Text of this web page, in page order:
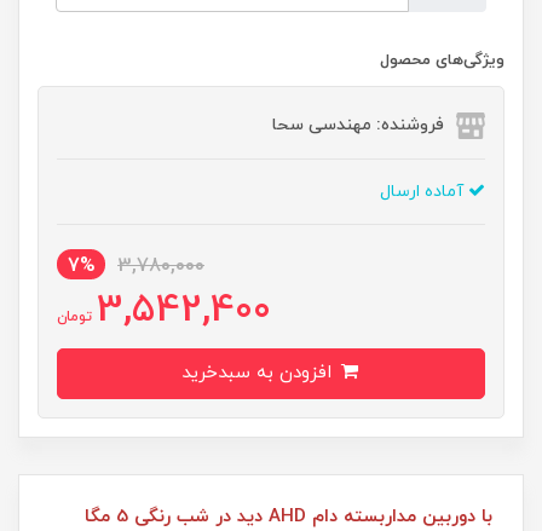
ویژگی‌های محصول
فروشنده: مهندسی سحا
آماده ارسال
3,780,000
7%
3,542,400 تومان
با دوربین مداربسته دام AHD دید در شب رنگی 5 مگا